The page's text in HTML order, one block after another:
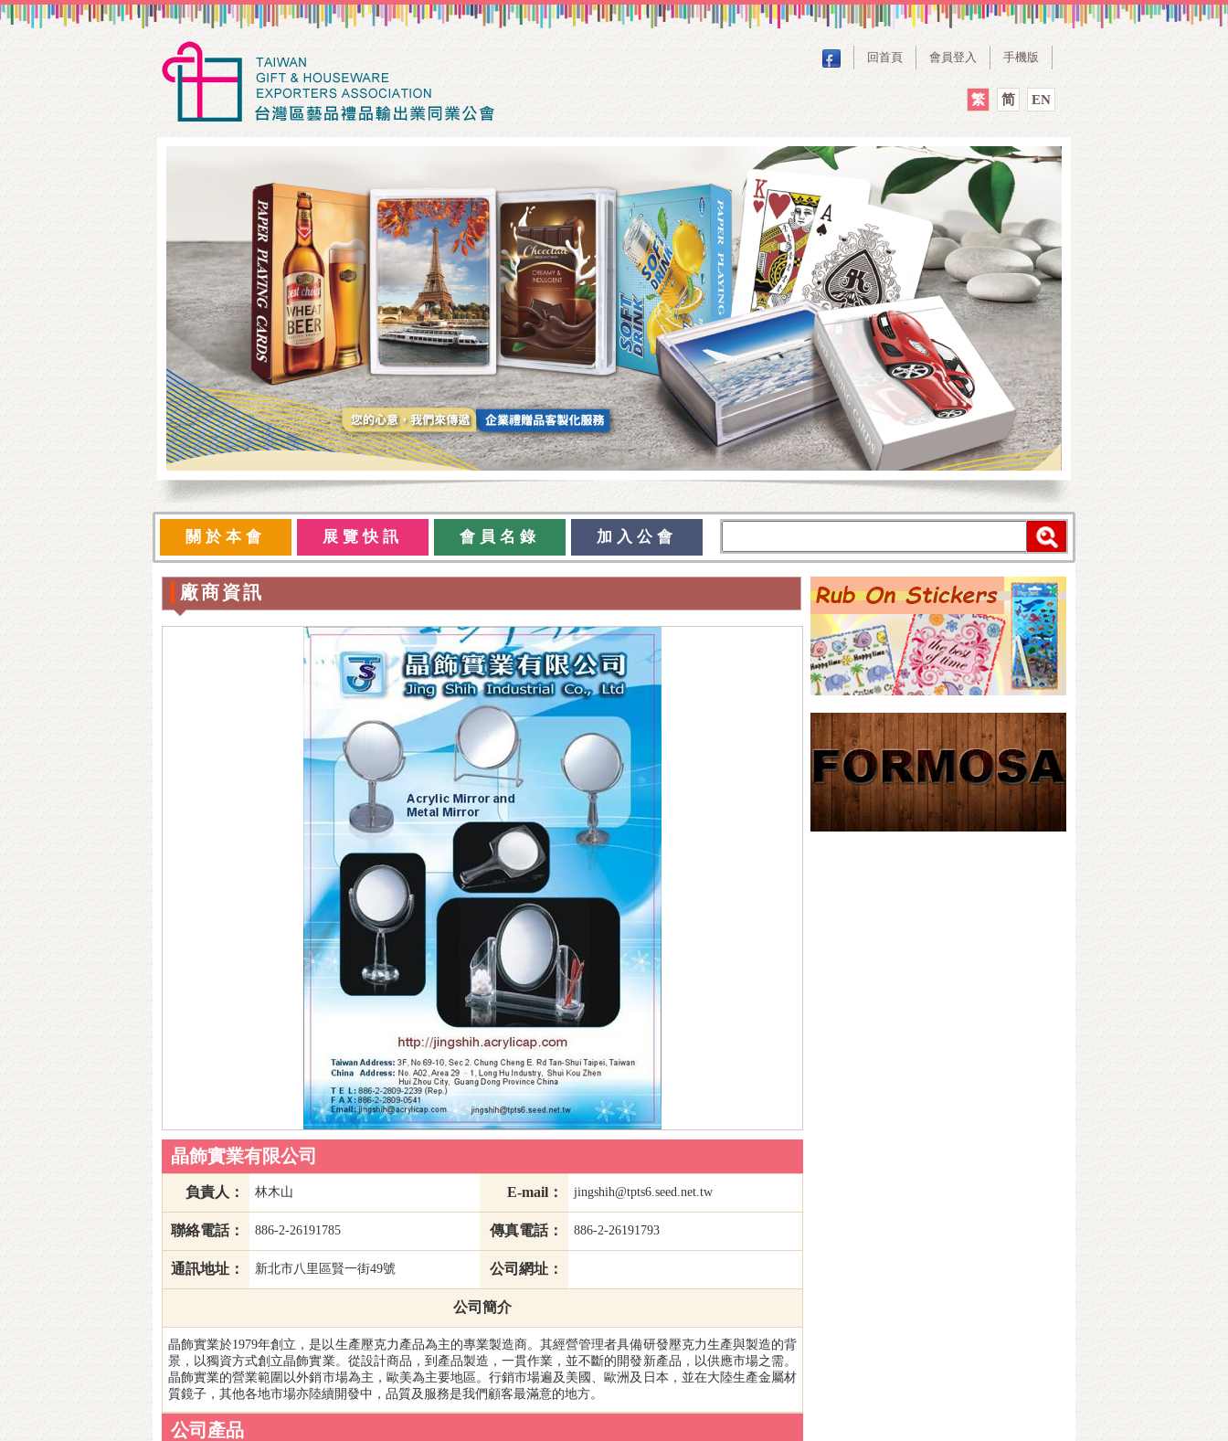
回首頁 會員登入 手機版
繁 简 EN
關於本會 展覽快訊 會員名錄 加入公會
廠商資訊
晶飾實業有限公司
負責人： 林木山 E-mail： jingshih@tpts6.seed.net.tw
聯絡電話： 886-2-26191785 傳真電話： 886-2-26191793
通訊地址： 新北市八里區賢一街49號 公司網址：
公司簡介
晶飾實業於1979年創立，是以生產壓克力產品為主的專業製造商。其經營管理者具備研發壓克力生產與製造的背
景，以獨資方式創立晶飾實業。從設計商品，到產品製造，一貫作業，並不斷的開發新產品，以供應市場之需。
晶飾實業的營業範圍以外銷市場為主，歐美為主要地區。行銷市場遍及美國、歐洲及日本，並在大陸生產金屬材
質鏡子，其他各地市場亦陸續開發中，品質及服務是我們顧客最滿意的地方。
公司產品